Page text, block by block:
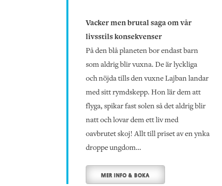
Vacker men brutal saga om vår
livsstils konsekvenser
På den blå planeten bor endast barn
som aldrig blir vuxna. De är lyckliga
och nöjda tills den vuxne Lajban landar
med sitt rymdskepp. Hon lär dem att
flyga, spikar fast solen så det aldrig blir
natt och lovar dem ett liv med
oavbrutet skoj! Allt till priset av en ynka
droppe ungdom…
MER INFO & BOKA